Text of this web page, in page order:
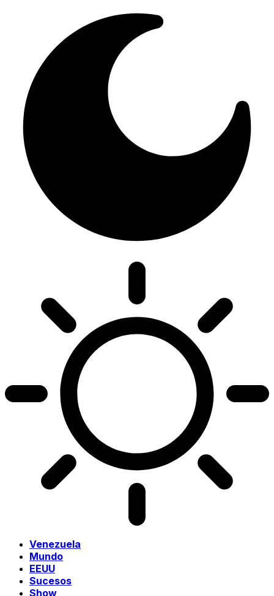
Venezuela
Mundo
EEUU
Sucesos
Show